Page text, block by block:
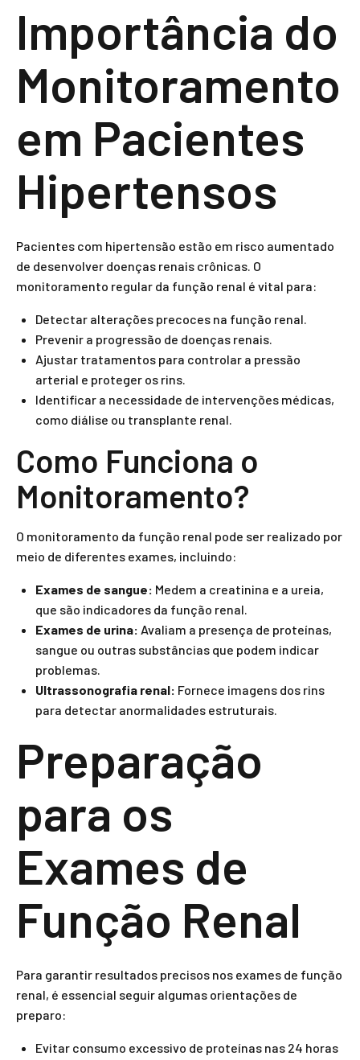
Importância do
Monitoramento
em Pacientes
Hipertensos
Pacientes com hipertensão estão em risco aumentado
de desenvolver doenças renais crônicas. O
monitoramento regular da função renal é vital para:
Detectar alterações precoces na função renal.
Prevenir a progressão de doenças renais.
Ajustar tratamentos para controlar a pressão
arterial e proteger os rins.
Identificar a necessidade de intervenções médicas,
como diálise ou transplante renal.
Como Funciona o
Monitoramento?
O monitoramento da função renal pode ser realizado por
meio de diferentes exames, incluindo:
Exames de sangue: Medem a creatinina e a ureia,
que são indicadores da função renal.
Exames de urina: Avaliam a presença de proteínas,
sangue ou outras substâncias que podem indicar
problemas.
Ultrassonografia renal: Fornece imagens dos rins
para detectar anormalidades estruturais.
Preparação
para os
Exames de
Função Renal
Para garantir resultados precisos nos exames de função
renal, é essencial seguir algumas orientações de
preparo:
Evitar consumo excessivo de proteínas nas 24 horas